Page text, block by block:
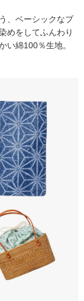
、ベーシックなブ
めをしてふんわり
い綿100％生地。